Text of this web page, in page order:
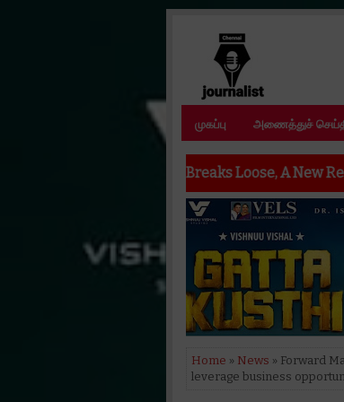
முகப்பு அணைத்துச்
Hell Breaks Loose, A New Reign Begins In Fire,
Home » News » Forward
leverage business